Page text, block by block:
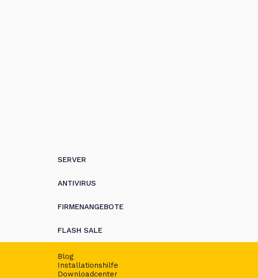
SERVER
ANTIVIRUS
FIRMENANGEBOTE
FLASH SALE
Blog
Installationshilfe
Downloadcenter